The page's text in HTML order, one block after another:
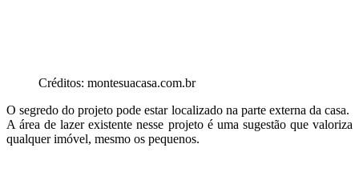
Créditos: montesuacasa.com.br
O segredo do projeto pode estar localizado na parte externa da casa.
A área de lazer existente nesse projeto é uma sugestão que valoriza
qualquer imóvel, mesmo os pequenos.